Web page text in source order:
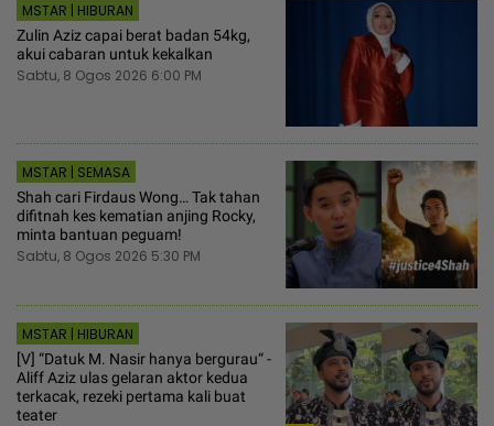
MSTAR | HIBURAN
Zulin Aziz capai berat badan 54kg,
akui cabaran untuk kekalkan
Sabtu, 8 Ogos 2026 6:00 PM
MSTAR | SEMASA
Shah cari Firdaus Wong… Tak tahan
difitnah kes kematian anjing Rocky,
minta bantuan peguam!
Sabtu, 8 Ogos 2026 5:30 PM
MSTAR | HIBURAN
[V] “Datuk M. Nasir hanya bergurau“ -
Aliff Aziz ulas gelaran aktor kedua
terkacak, rezeki pertama kali buat
teater